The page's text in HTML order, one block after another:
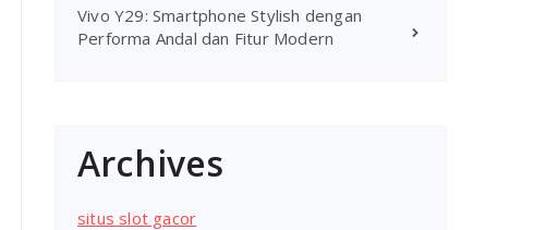
Vivo Y29: Smartphone Stylish dengan
Performa Andal dan Fitur Modern
Archives
situs slot gacor